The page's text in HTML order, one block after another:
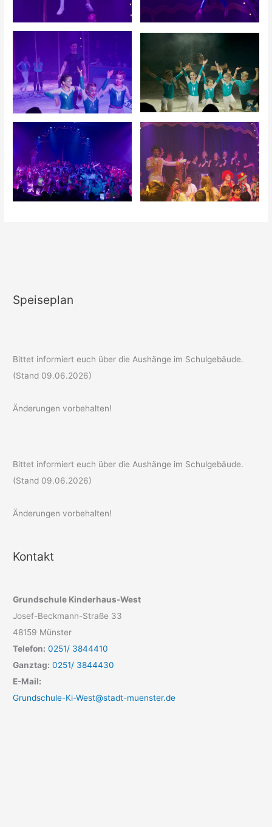
Speiseplan
Bittet informiert euch über die Aushänge im Schulgebäude.
(Stand 09.06.2026)
Änderungen vorbehalten!
Bittet informiert euch über die Aushänge im Schulgebäude.
(Stand 09.06.2026)
Änderungen vorbehalten!
Kontakt
Grundschule Kinderhaus-West
Josef-Beckmann-Straße 33
48159 Münster
Telefon: 0251/ 3844410
Ganztag: 0251/ 3844430
E-Mail:
Grundschule-Ki-West@stadt-muenster.de